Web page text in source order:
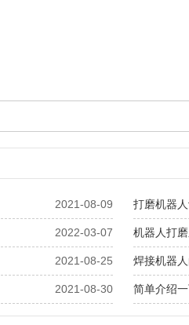
2021-08-09 打磨机器
2022-03-07 机器人打
2021-08-25 焊接机器
2021-08-30 简单介绍